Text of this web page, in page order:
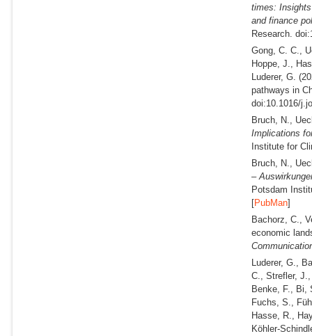
times:
and finance
Research.
Gong, C. C.,
Hoppe, J.,
Luderer, G.
pathways in
doi:10.1016/
Bruch, N.,
Implications
Institute for
Bruch, N.,
–
Potsdam
[PubMan]
Bachorz, C.,
economic
Luderer, G.,
C., Strefler,
Benke, F., Bi,
Fuchs, S.,
Hasse, R.,
Köhler-